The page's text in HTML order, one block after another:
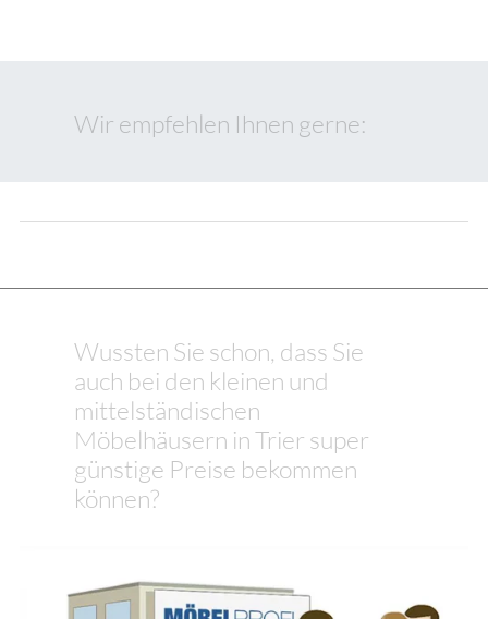
Wir empfehlen Ihnen gerne:
Wussten Sie schon, dass Sie
auch bei den kleinen und
mittelständischen
Möbelhäusern in Trier super
günstige Preise bekommen
können?